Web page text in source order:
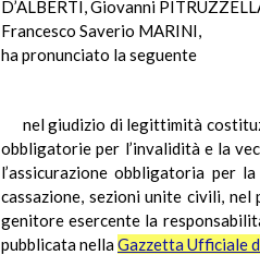
D’ALBERTI, Giovanni
Francesco Saverio MARINI,
ha pronunciato la seguente
nel giudizio di legittimità
obbligatorie per l’invalidità e la
l’assicurazione obbligatoria per
cassazione, sezioni unite civili,
genitore esercente la
pubblicata nellaGazzetta Ufficiale